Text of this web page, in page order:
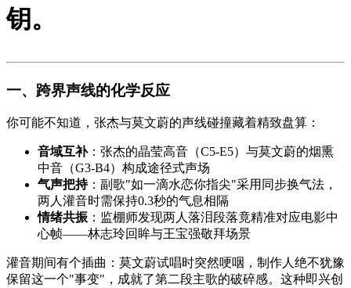
钥。
一、跨界声线的化学反应
你可能不知道，张杰与莫文蔚的声线碰撞藏着精致盘算：
音域互补：张杰的晶莹高音（C5-E5）与莫文蔚的烟熏
中音（G3-B4）构成途径式声场
气声把持：副歌"如一滴水恋你指尖"采用同步换气法，
两人灌音时需保持0.3秒的气息相隔
情绪共振 ：监棚师发现两人落泪段落竟精准对应电影中
心帧——林志玲回眸与王宝强敬拜场景
灌音期间有个插曲：莫文蔚试唱时突然哽咽，制作人绝不犹豫
保留这一个"事变"，成就了第二段主歌的破碎感。这种即兴创